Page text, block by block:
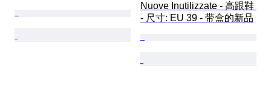
Nuove Inutilizzate - 高跟鞋
- 尺寸: EU 39 - 带盒的新品